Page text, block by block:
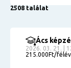
2508 találat
Ács
2026. 03. 21. |
215.000Ft/